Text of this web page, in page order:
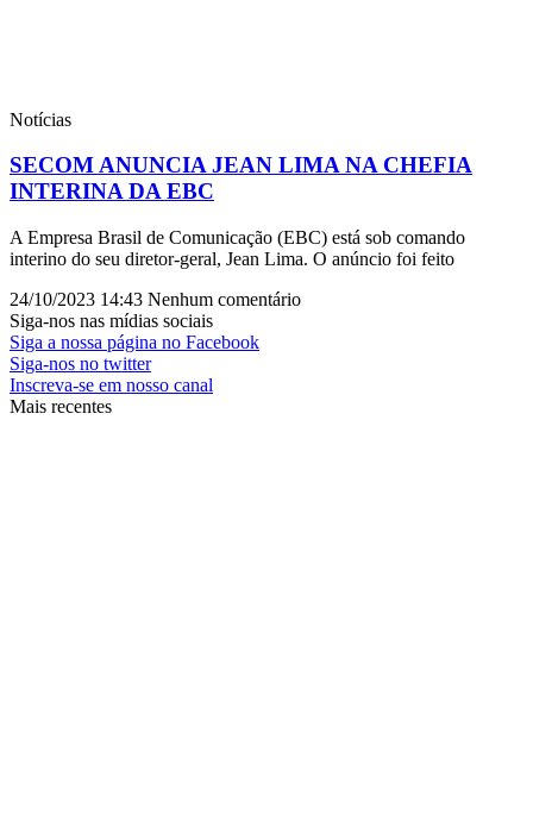
Notícias
SECOM ANUNCIA JEAN LIMA NA CHEFIA
INTERINA DA EBC
A Empresa Brasil de Comunicação (EBC) está sob comando
interino do seu diretor-geral, Jean Lima. O anúncio foi feito
24/10/2023 14:43 Nenhum comentário
Siga-nos nas mídias sociais
Siga a nossa página no Facebook
Siga-nos no twitter
Inscreva-se em nosso canal
Mais recentes